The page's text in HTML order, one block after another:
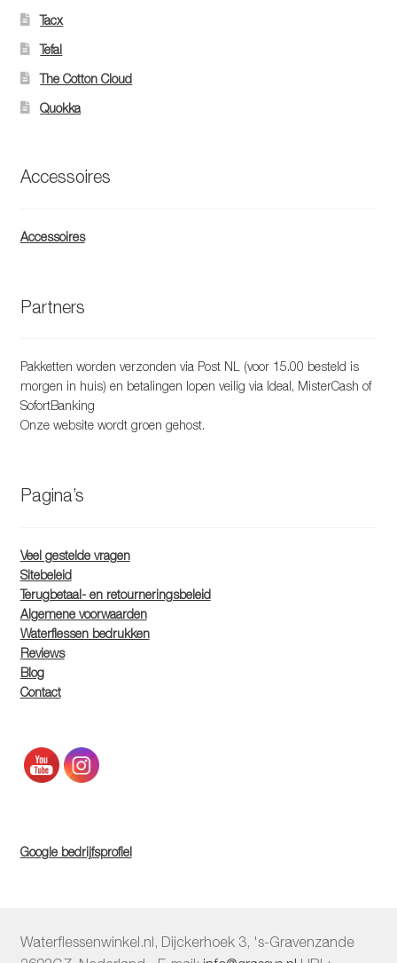
Tacx
Tefal
The Cotton Cloud
Quokka
Accessoires
Accessoires
Partners
Pakketten worden verzonden via Post NL (voor 15.00 besteld is
morgen in huis) en betalingen lopen veilig via Ideal, MisterCash of
SofortBanking
Onze website wordt groen gehost.
Pagina’s
Veel gestelde vragen
Sitebeleid
Terugbetaal- en retourneringsbeleid
Algemene voorwaarden
Waterflessen bedrukken
Reviews
Blog
Contact
Google bedrijfsprofiel
Waterflessenwinkel.nl, Dijckerhoek 3, 's-Gravenzande